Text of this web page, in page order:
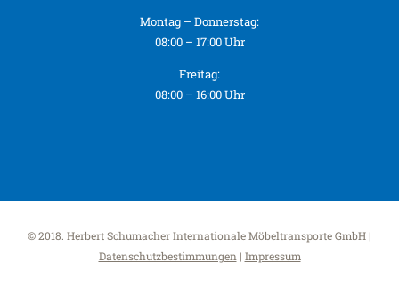
Montag – Donnerstag:
08:00 – 17:00 Uhr
Freitag:
08:00 – 16:00 Uhr
© 2018. Herbert Schumacher Internationale Möbeltransporte GmbH |
Datenschutzbestimmungen | Impressum